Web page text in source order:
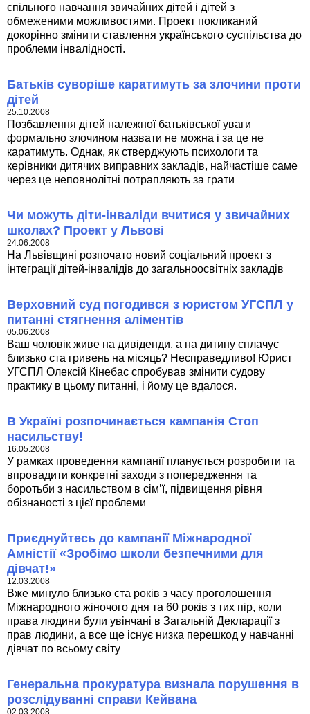
спільного навчання звичайних дітей і дітей з
обмеженими можливостями. Проект покликаний
докорінно змінити ставлення українського суспільства до
проблеми інвалідності.
Батьків суворіше каратимуть за злочини проти
дітей
25.10.2008
Позбавлення дітей належної батьківської уваги
формально злочином назвати не можна і за це не
каратимуть. Однак, як стверджують психологи та
керівники дитячих виправних закладів, найчастіше саме
через це неповнолітні потрапляють за грати
Чи можуть діти-інваліди вчитися у звичайних
школах? Проект у Львові
24.06.2008
На Львівщині розпочато новий соціальний проект з
інтеграції дітей-інвалідів до загальноосвітніх закладів
Верховний суд погодився з юристом УГСПЛ у
питанні стягнення аліментів
05.06.2008
Ваш чоловік живе на дивіденди, а на дитину сплачує
близько ста гривень на місяць? Несправедливо! Юрист
УГСПЛ Олексій Кінебас спробував змінити судову
практику в цьому питанні, і йому це вдалося.
В Україні розпочинається кампанія Стоп
насильству!
16.05.2008
У рамках проведення кампанії планується розробити та
впровадити конкретні заходи з попередження та
боротьби з насильством в сім’ї, підвищення рівня
обізнаності з цієї проблеми
Приєднуйтесь до кампанії Міжнародної
Амністії «Зробімо школи безпечними для
дівчат!»
12.03.2008
Вже минуло близько ста років з часу проголошення
Міжнародного жіночого дня та 60 років з тих пір, коли
права людини були увінчані в Загальній Декларації з
прав людини, а все ще існує низка перешкод у навчанні
дівчат по всьому світу
Генеральна прокуратура визнала порушення в
розслідуванні справи Кейвана
02.03.2008